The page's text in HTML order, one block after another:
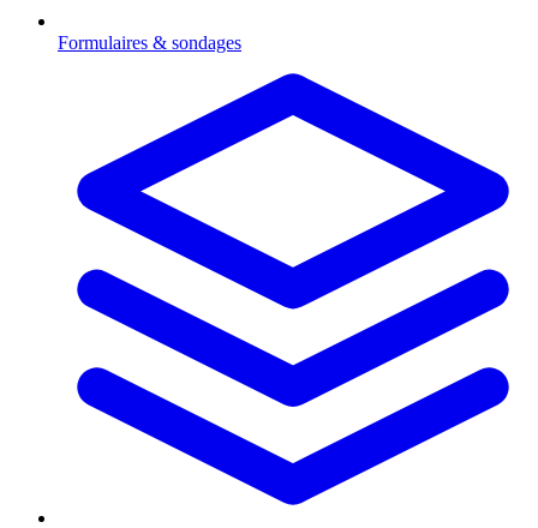
Formulaires & sondages